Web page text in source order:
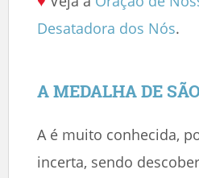
Desatadora dos Nós.
A MEDALHA DE
A é muito conhecida,
incerta, sendo